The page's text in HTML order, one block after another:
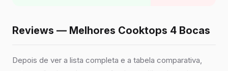
Reviews — Melhores Cooktops 4 Bocas
Depois de ver a lista completa e a tabela comparativa,